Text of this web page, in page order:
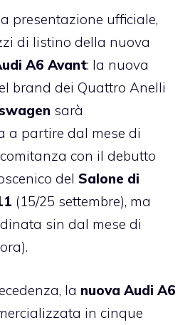
presentazione ufficiale,
di listino della nuova
A6 Avant: la nuova
brand dei Quattro Anelli
sarà
a partire dal mese di
con il debutto
del Salone di
(15/25 settembre), ma
sin dal mese di
la nuova Audi A6
in cinque